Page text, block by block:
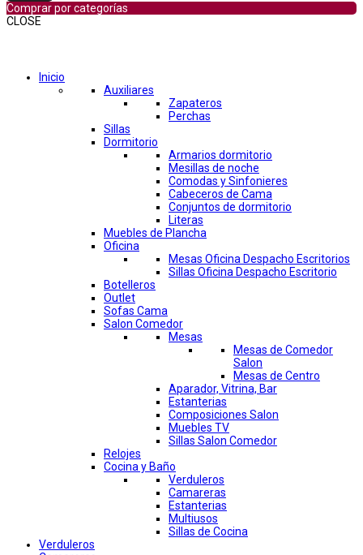
Comprar por categorías
CLOSE
Inicio
Auxiliares
Zapateros
Perchas
Sillas
Dormitorio
Armarios dormitorio
Mesillas de noche
Comodas y Sinfonieres
Cabeceros de Cama
Conjuntos de dormitorio
Literas
Muebles de Plancha
Oficina
Mesas Oficina Despacho Escritorios
Sillas Oficina Despacho Escritorio
Botelleros
Outlet
Sofas Cama
Salon Comedor
Mesas
Mesas de Comedor
Salon
Mesas de Centro
Aparador, Vitrina, Bar
Estanterias
Composiciones Salon
Muebles TV
Sillas Salon Comedor
Relojes
Cocina y Baño
Verduleros
Camareras
Estanterias
Multiusos
Sillas de Cocina
Verduleros